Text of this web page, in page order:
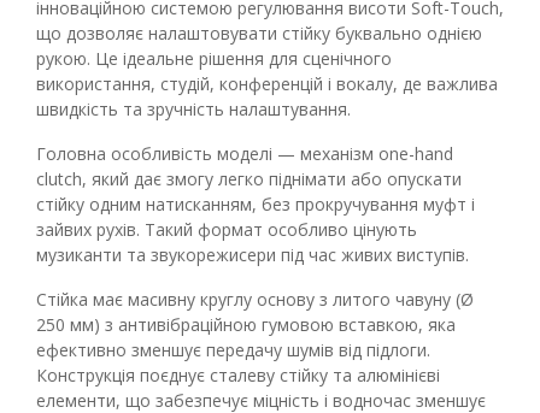
інноваційною системою регулювання висоти Soft-Touch,
що дозволяє налаштовувати стійку буквально однією
рукою. Це ідеальне рішення для сценічного
використання, студій, конференцій і вокалу, де важлива
швидкість та зручність налаштування.
Головна особливість моделі — механізм one-hand
clutch, який дає змогу легко піднімати або опускати
стійку одним натисканням, без прокручування муфт і
зайвих рухів. Такий формат особливо цінують
музиканти та звукорежисери під час живих виступів.
Стійка має масивну круглу основу з литого чавуну (Ø
250 мм) з антивібраційною гумовою вставкою, яка
ефективно зменшує передачу шумів від підлоги.
Конструкція поєднує сталеву стійку та алюмінієві
елементи, що забезпечує міцність і водночас зменшує